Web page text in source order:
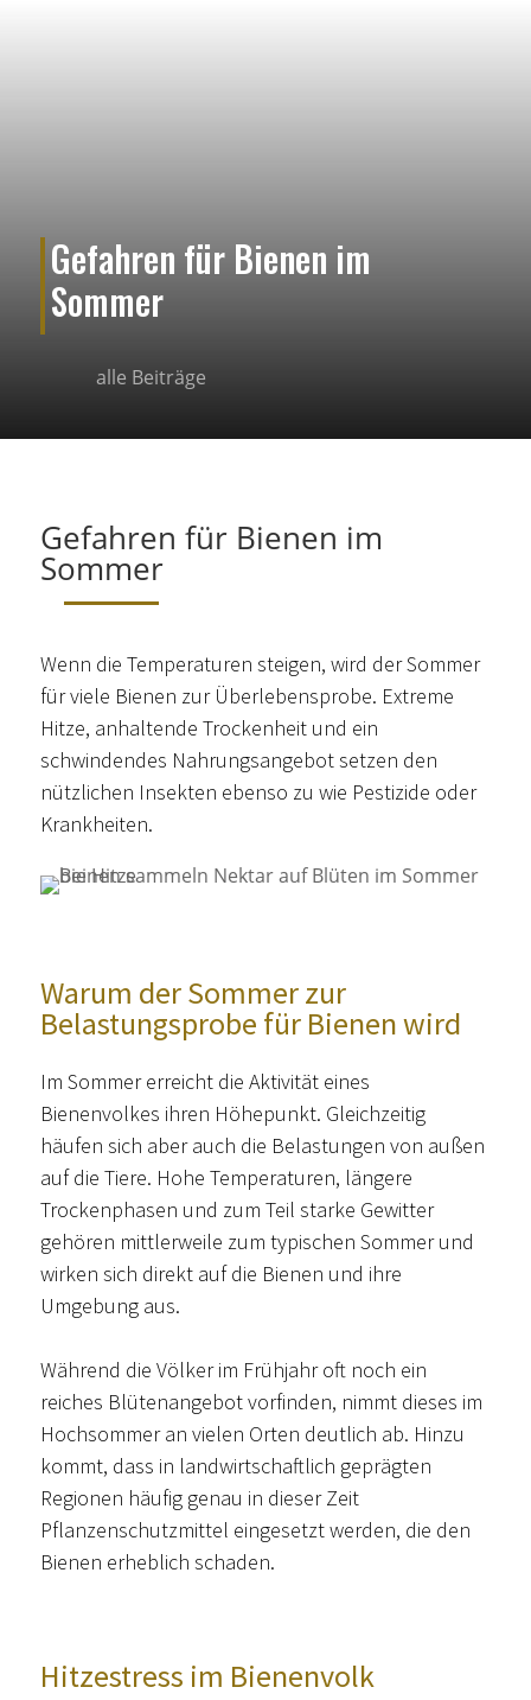
Gefahren für Bienen im
Sommer
alle Beiträge
Gefahren für Bienen im
Sommer
Wenn die Temperaturen steigen, wird der Sommer
für viele Bienen zur Überlebensprobe. Extreme
Hitze, anhaltende Trockenheit und ein
schwindendes Nahrungsangebot setzen den
nützlichen Insekten ebenso zu wie Pestizide oder
Krankheiten.
Warum der Sommer zur
Belastungsprobe für Bienen wird
Im Sommer erreicht die Aktivität eines
Bienenvolkes ihren Höhepunkt. Gleichzeitig
häufen sich aber auch die Belastungen von außen
auf die Tiere. Hohe Temperaturen, längere
Trockenphasen und zum Teil starke Gewitter
gehören mittlerweile zum typischen Sommer und
wirken sich direkt auf die Bienen und ihre
Umgebung aus.
Während die Völker im Frühjahr oft noch ein
reiches Blütenangebot vorfinden, nimmt dieses im
Hochsommer an vielen Orten deutlich ab. Hinzu
kommt, dass in landwirtschaftlich geprägten
Regionen häufig genau in dieser Zeit
Pflanzenschutzmittel eingesetzt werden, die den
Bienen erheblich schaden.
Hitzestress im Bienenvolk